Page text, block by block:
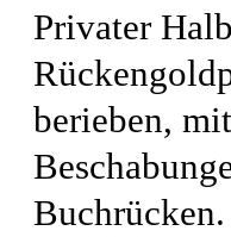
Privater
berieben,